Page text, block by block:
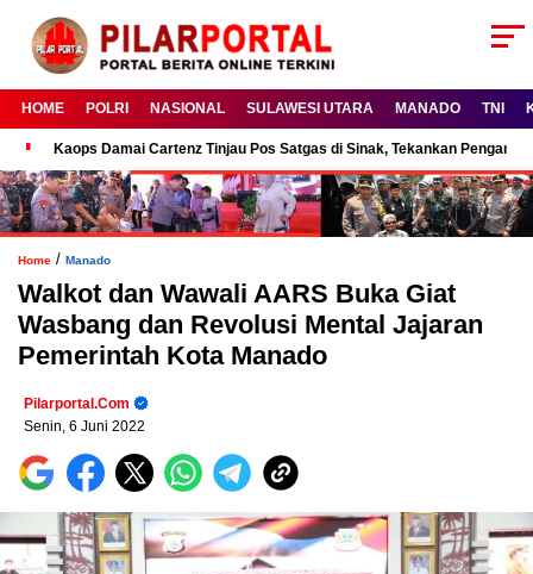
HOME POLRI NASIONAL SULAWESI UTARA MANADO TNI
Kaops Damai Cartenz Tinjau Pos Satgas di Sinak, Tekankan
Home / Manado
Walkot dan Wawali AARS Buka Giat
Wasbang dan Revolusi Mental Jajaran
Pemerintah Kota Manado
Pilarportal.com
Senin, 6 Juni 2022